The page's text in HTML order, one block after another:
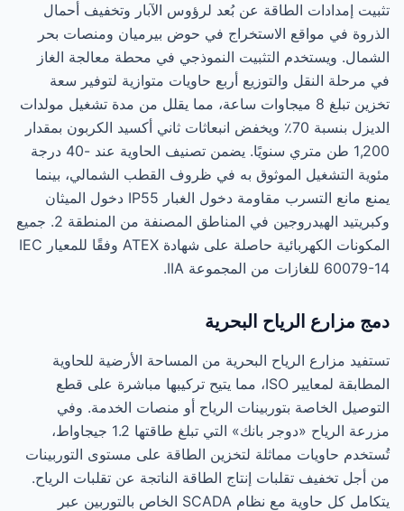
تثبيت إمدادات الطاقة عن بُعد لرؤوس الآبار وتخفيف أحمال
الذروة في مواقع الاستخراج في حوض بيرميان ومنصات بحر
الشمال. ويستخدم التثبيت النموذجي في محطة معالجة الغاز
في مرحلة النقل والتوزيع أربع حاويات متوازية لتوفير سعة
تخزين تبلغ 8 ميجاوات ساعة، مما يقلل من مدة تشغيل مولدات
الديزل بنسبة 70٪ ويخفض انبعاثات ثاني أكسيد الكربون بمقدار
1,200 طن متري سنويًا. يضمن تصنيف الحاوية عند -40 درجة
مئوية التشغيل الموثوق به في ظروف القطب الشمالي، بينما
يمنع مانع التسرب مقاومة دخول الغبار IP55 دخول الميثان
وكبريتيد الهيدروجين في المناطق المصنفة من المنطقة 2. جميع
المكونات الكهربائية حاصلة على شهادة ATEX وفقًا للمعيار IEC
60079-14 للغازات من المجموعة IIA.
دمج مزارع الرياح البحرية
تستفيد مزارع الرياح البحرية من المساحة الأرضية للحاوية
المطابقة لمعايير ISO، مما يتيح تركيبها مباشرة على قطع
التوصيل الخاصة بتوربينات الرياح أو منصات الخدمة. وفي
مزرعة الرياح «دوجر بانك» التي تبلغ طاقتها 1.2 جيجاواط،
تُستخدم حاويات مماثلة لتخزين الطاقة على مستوى التوربينات
من أجل تخفيف تقلبات إنتاج الطاقة الناتجة عن تقلبات الرياح.
يتكامل كل حاوية مع نظام SCADA الخاص بالتوربين عبر